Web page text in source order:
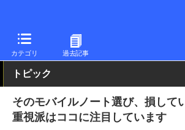
カテゴリ 過去記事
PC Watch パソコン/タブレット/スマートフ
トピック
そのモバイルノート選び、損して
重視派はココに注目しています